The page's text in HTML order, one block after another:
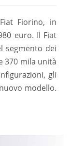
Fiorino, in
euro. Il Fiat
segmento dei
370 mila unità
gli
modello.